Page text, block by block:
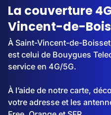
La couverture
Vincent-de-
À Saint-Vincent-de-
est celui de Bouygues
service en 4G/5G.
À l’aide de notre carte,
votre adresse et les